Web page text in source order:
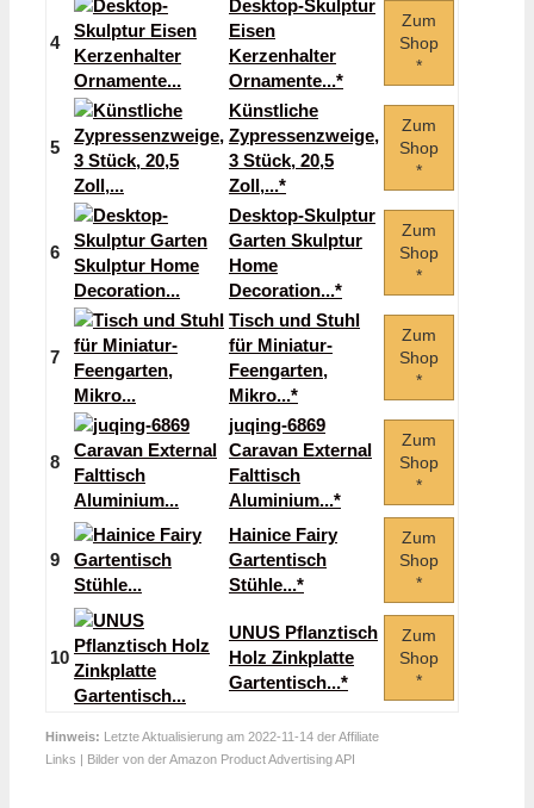
4
Desktop-Skulptur
Eisen
Kerzenhalter
Ornamente...*
Zum
Shop
*
5
Künstliche
Zypressenzweige,
3 Stück, 20,5
Zoll,...*
Zum
Shop
*
6
Desktop-Skulptur
Garten Skulptur
Home
Decoration...*
Zum
Shop
*
7
Tisch und Stuhl
für Miniatur-
Feengarten,
Mikro...*
Zum
Shop
*
8
juqing-6869
Caravan External
Falttisch
Aluminium...*
Zum
Shop
*
9
Hainice Fairy
Gartentisch
Stühle...*
Zum
Shop
*
10
UNUS Pflanztisch
Holz Zinkplatte
Gartentisch...*
Zum
Shop
*
Hinweis: Letzte Aktualisierung am 2022-11-14 der Affiliate
Links | Bilder von der Amazon Product Advertising API